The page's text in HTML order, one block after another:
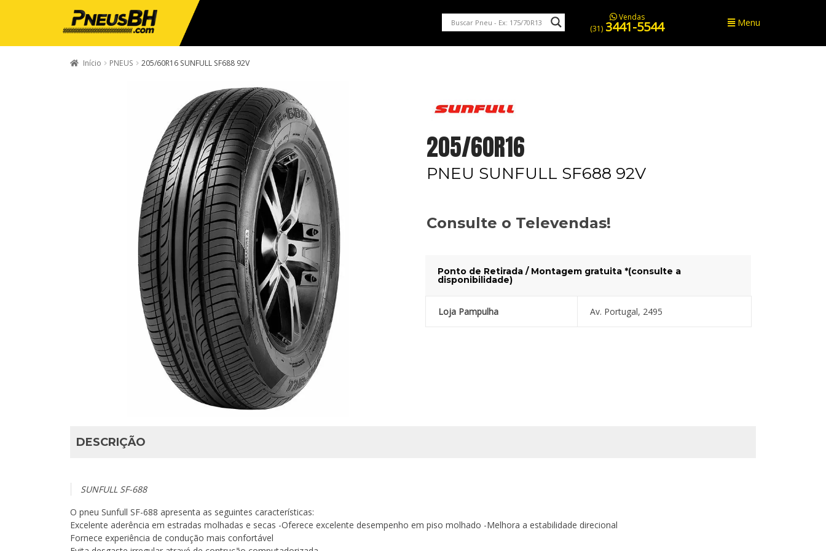
Vendas
(31) 3441-5544 Menu
Início PNEUS 205/60R16 SUNFULL SF688 92V
205/60R16
PNEU SUNFULL SF688 92V
Consulte o Televendas!
Ponto de Retirada / Montagem gratuita *(consulte a
disponibilidade)
Loja Pampulha Av. Portugal, 2495
DESCRIÇÃO
SUNFULL SF-688
O pneu Sunfull SF-688 apresenta as seguintes características:
Excelente aderência em estradas molhadas e secas -Oferece excelente desempenho em piso molhado -Melhora a estabilidade direcional
Fornece experiência de condução mais confortável